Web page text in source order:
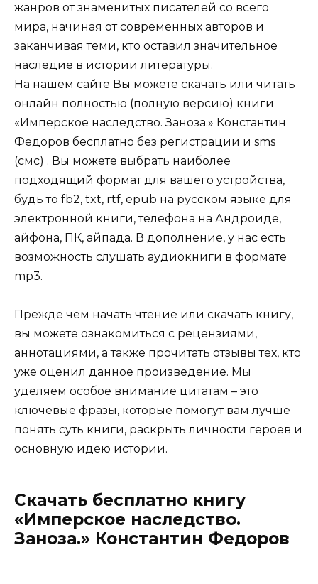
жанров от знаменитых писателей со всего
мира, начиная от современных авторов и
заканчивая теми, кто оставил значительное
наследие в истории литературы.
На нашем сайте Вы можете скачать или читать
онлайн полностью (полную версию) книги
«Имперское наследство. Заноза.» Константин
Федоров бесплатно без регистрации и sms
(смс) . Вы можете выбрать наиболее
подходящий формат для вашего устройства,
будь то fb2, txt, rtf, epub на русском языке для
электронной книги, телефона на Андроиде,
айфона, ПК, айпада. В дополнение, у нас есть
возможность слушать аудиокниги в формате
mp3.
Прежде чем начать чтение или скачать книгу,
вы можете ознакомиться с рецензиями,
аннотациями, а также прочитать отзывы тех, кто
уже оценил данное произведение. Мы
уделяем особое внимание цитатам – это
ключевые фразы, которые помогут вам лучше
понять суть книги, раскрыть личности героев и
основную идею истории.
Скачать бесплатно книгу
«Имперское наследство.
Заноза.» Константин Федоров